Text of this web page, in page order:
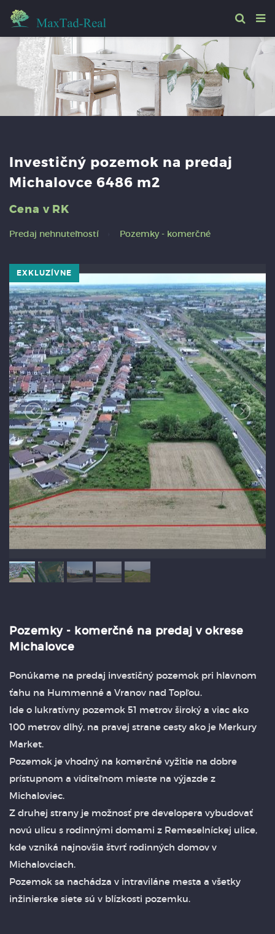
Investičný pozemok na predaj
Michalovce 6486 m2
Cena v RK
Predaj nehnuteľností Pozemky - komerčné
EXKLUZÍVNE
Pozemky - komerčné na predaj v okrese
Michalovce
Ponúkame na predaj investičný pozemok pri hlavnom
ťahu na Hummenné a Vranov nad Topľou.
Ide o lukratívny pozemok 51 metrov široký a viac ako
100 metrov dlhý, na pravej strane cesty ako je Merkury
Market.
Pozemok je vhodný na komerčné vyžitie na dobre
prístupnom a viditeľnom mieste na výjazde z
Michaloviec.
Z druhej strany je možnosť pre developera vybudovať
novú ulicu s rodinnými domami z Remeselníckej ulice,
kde vzniká najnovšia štvrť rodinných domov v
Michalovciach.
Pozemok sa nachádza v intraviláne mesta a všetky
inžinierske siete sú v blízkosti pozemku.